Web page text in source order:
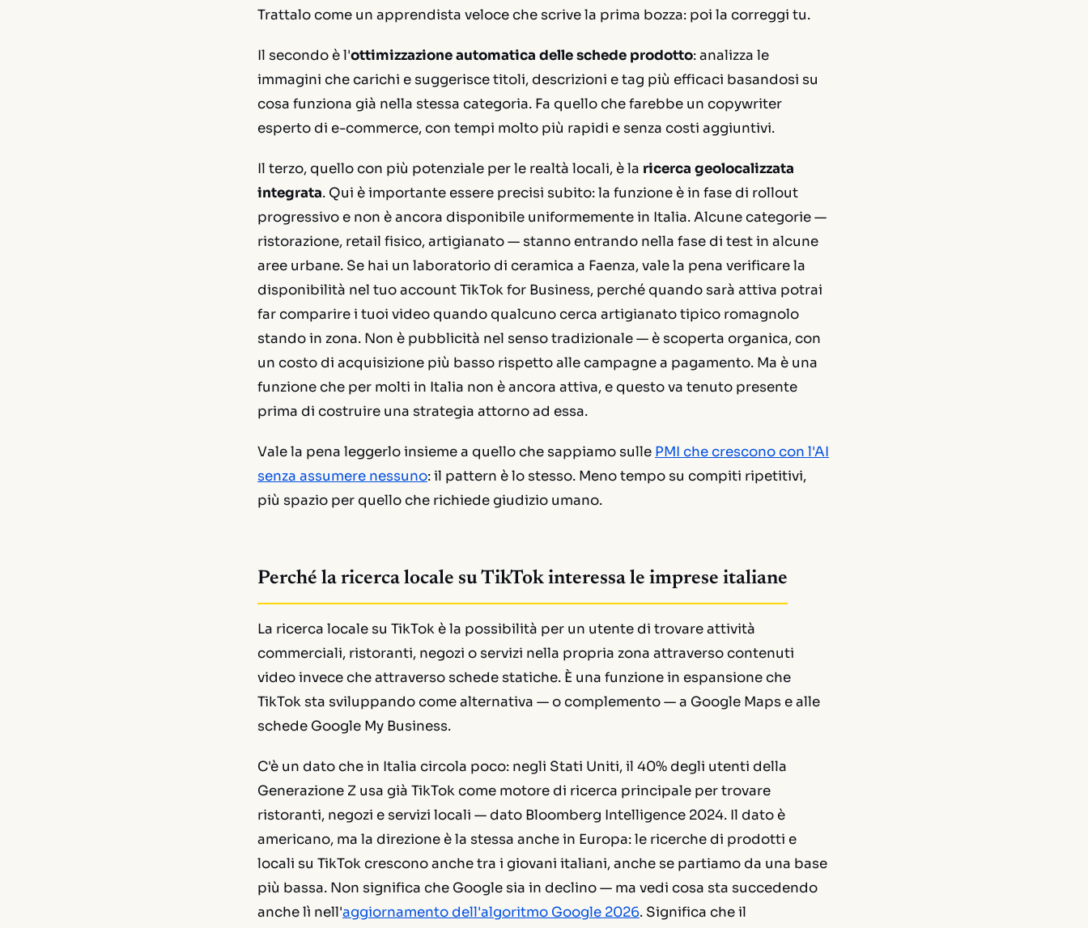
Trattalo come un apprendista veloce che scrive la prima bozza: poi la correggi tu.
Il secondo è l'ottimizzazione automatica delle schede prodotto: analizza le
immagini che carichi e suggerisce titoli, descrizioni e tag più efficaci basandosi su
cosa funziona già nella stessa categoria. Fa quello che farebbe un copywriter
esperto di e-commerce, con tempi molto più rapidi e senza costi aggiuntivi.
Il terzo, quello con più potenziale per le realtà locali, è la ricerca geolocalizzata
integrata. Qui è importante essere precisi subito: la funzione è in fase di rollout
progressivo e non è ancora disponibile uniformemente in Italia. Alcune categorie —
ristorazione, retail fisico, artigianato — stanno entrando nella fase di test in alcune
aree urbane. Se hai un laboratorio di ceramica a Faenza, vale la pena verificare la
disponibilità nel tuo account TikTok for Business, perché quando sarà attiva potrai
far comparire i tuoi video quando qualcuno cerca artigianato tipico romagnolo
stando in zona. Non è pubblicità nel senso tradizionale — è scoperta organica, con
un costo di acquisizione più basso rispetto alle campagne a pagamento. Ma è una
funzione che per molti in Italia non è ancora attiva, e questo va tenuto presente
prima di costruire una strategia attorno ad essa.
Vale la pena leggerlo insieme a quello che sappiamo sulle PMI che crescono con l'AI
senza assumere nessuno: il pattern è lo stesso. Meno tempo su compiti ripetitivi,
più spazio per quello che richiede giudizio umano.
Perché la ricerca locale su TikTok interessa le imprese italiane
La ricerca locale su TikTok è la possibilità per un utente di trovare attività
commerciali, ristoranti, negozi o servizi nella propria zona attraverso contenuti
video invece che attraverso schede statiche. È una funzione in espansione che
TikTok sta sviluppando come alternativa — o complemento — a Google Maps e alle
schede Google My Business.
C'è un dato che in Italia circola poco: negli Stati Uniti, il 40% degli utenti della
Generazione Z usa già TikTok come motore di ricerca principale per trovare
ristoranti, negozi e servizi locali — dato Bloomberg Intelligence 2024. Il dato è
americano, ma la direzione è la stessa anche in Europa: le ricerche di prodotti e
locali su TikTok crescono anche tra i giovani italiani, anche se partiamo da una base
più bassa. Non significa che Google sia in declino — ma vedi cosa sta succedendo
anche lì nell'aggiornamento dell'algoritmo Google 2026. Significa che il